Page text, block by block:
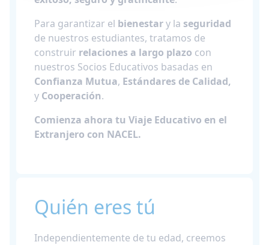
Para garantizar el bienestary la seguridad
de nuestros estudiantes, tratamos de
construir relaciones a largo plazo con
nuestros Socios Educativos basadas en
Confianza Mutua, Estándares de Calidad,
y Cooperación.
Comienza ahora tu Viaje Educativo en el
Extranjero con NACEL.
Quién eres tú
Independientemente de tu edad, creemos